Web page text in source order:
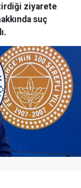
ziyarete
suç